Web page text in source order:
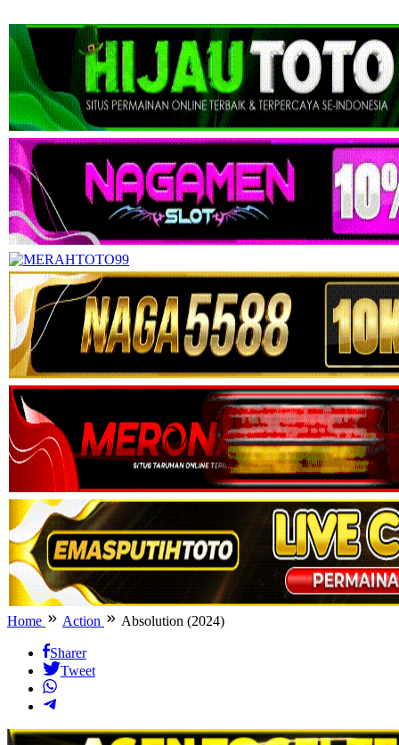
Home Action Absolution (2024)
Sharer
Tweet